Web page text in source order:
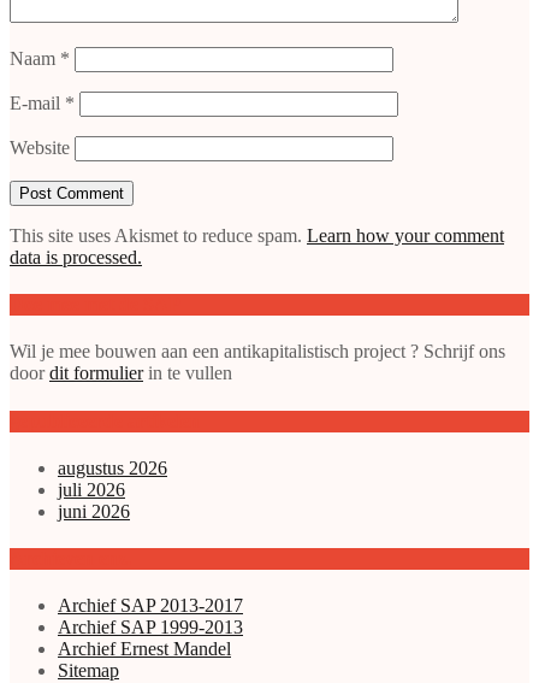
Naam *
E-mail *
Website
This site uses Akismet to reduce spam. Learn how your comment
data is processed.
Wil je mee bouwen aan een antikapitalistisch project ? Schrijf ons
doordit formulierin te vullen
augustus 2026
juli 2026
juni 2026
Archief SAP 2013-2017
Archief SAP 1999-2013
Archief Ernest Mandel
Sitemap